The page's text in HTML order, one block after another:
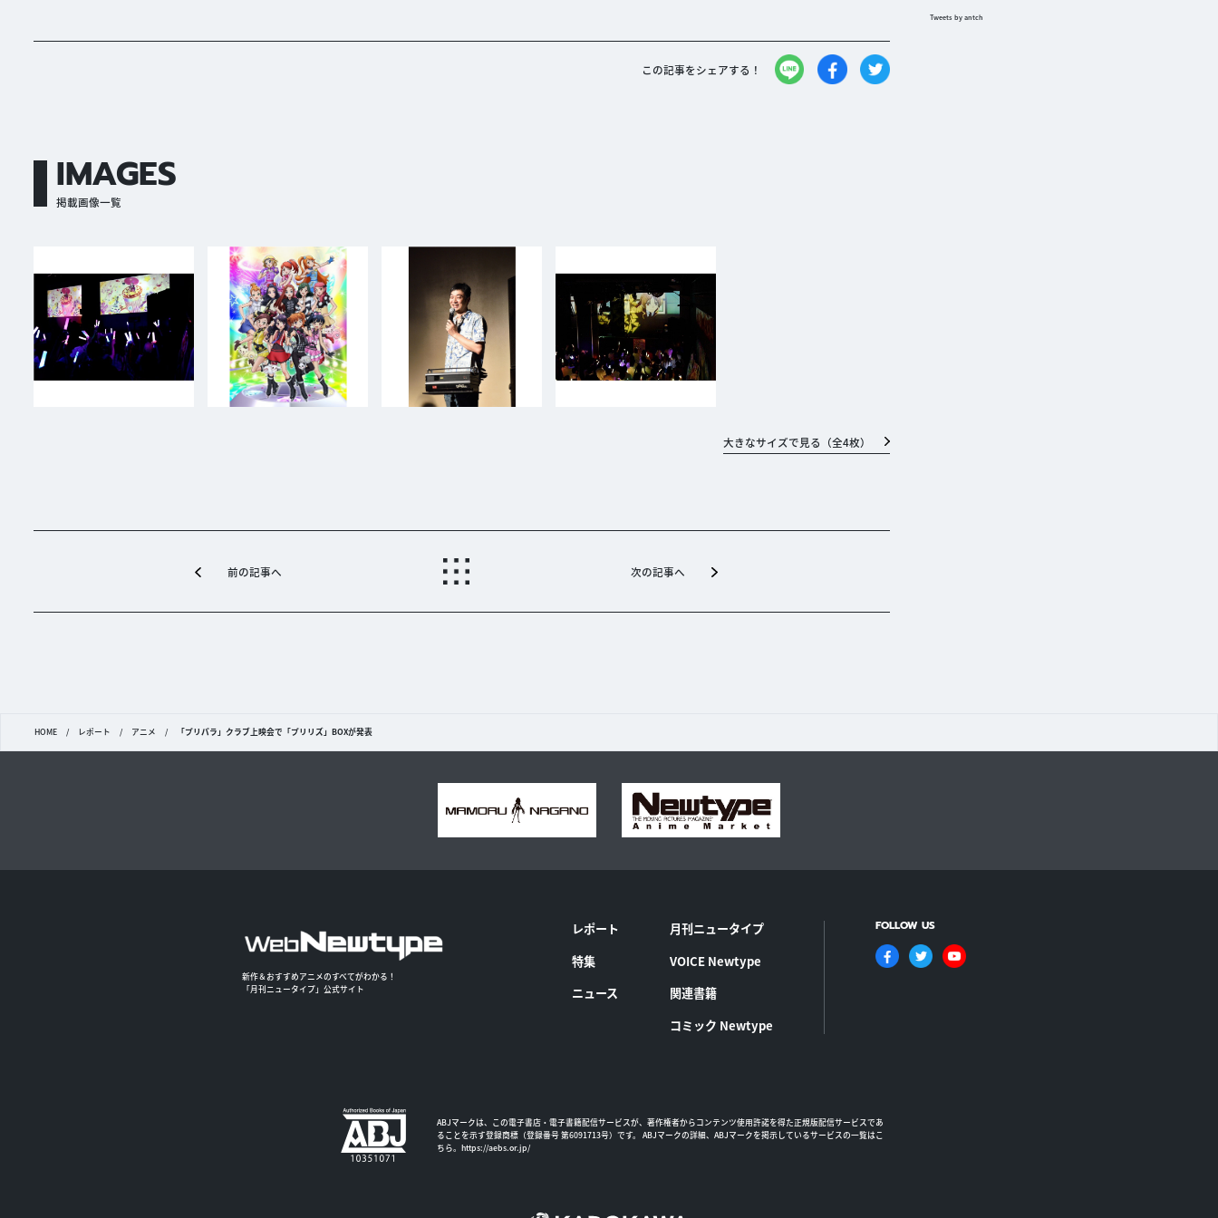
この記事をシェアする！
IMAGES
掲載画像一覧
大きなサイズで見る（全4枚）
前の記事へ 次の記事へ
Tweets by antch
HOME / レポート / アニメ / 「プリパラ」クラブ上映会で「プリリズ」BOXが発表
新作＆おすすめアニメのすべてがわかる！
「月刊ニュータイプ」公式サイト
レポート
特集
ニュース
月刊ニュータイプ
VOICE Newtype
関連書籍
コミック Newtype
FOLLOW US
ABJマークは、この電子書店・電子書籍配信サービスが、著作権者からコンテンツ使用許諾を得た正規版配信サービスであ
ることを示す登録商標（登録番号 第6091713号）です。 ABJマークの詳細、ABJマークを掲示しているサービスの一覧はこ
ちら。 https://aebs.or.jp/